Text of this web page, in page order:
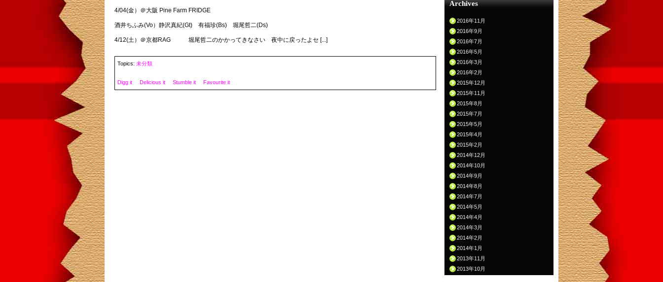
4/04(金）＠大阪 Pine Farm FRIDGE
酒井ちふみ(Vo）静沢真紀(Gt) 有福珍(Bs) 堀尾哲二(Ds)
4/12(土）＠京都RAG 堀尾哲二のかかってきなさい 夜中に戻ったよセ [...]
Topics: 未分類
Digg it Delicious it Stumble it Favourite it
Archives
2016年11月
2016年9月
2016年7月
2016年5月
2016年3月
2016年2月
2015年12月
2015年11月
2015年8月
2015年7月
2015年5月
2015年4月
2015年2月
2014年12月
2014年10月
2014年9月
2014年8月
2014年7月
2014年5月
2014年4月
2014年3月
2014年2月
2014年1月
2013年11月
2013年10月